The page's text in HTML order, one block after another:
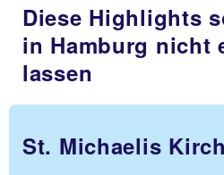
Diese Highlights
in Hamburg nicht
lassen
St. Michaelis